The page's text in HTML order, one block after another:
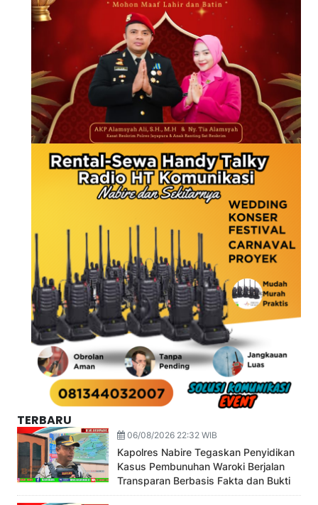
TERBARU
06/08/2026 22:32 WIB
Kapolres Nabire Tegaskan Penyidikan
Kasus Pembunuhan Waroki Berjalan
Transparan Berbasis Fakta dan Bukti